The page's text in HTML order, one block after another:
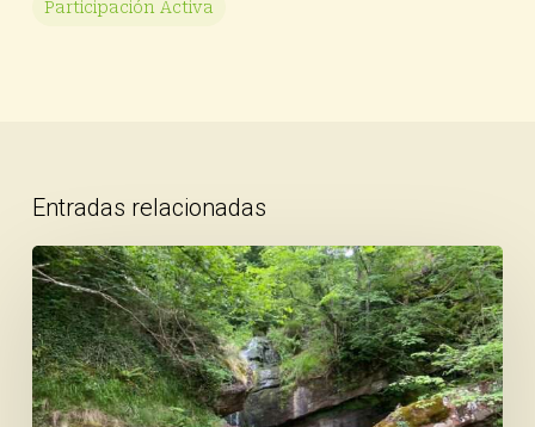
Participación Activa
Entradas relacionadas
Finaliza
la
campaña
de
primavera
de
Proyecto